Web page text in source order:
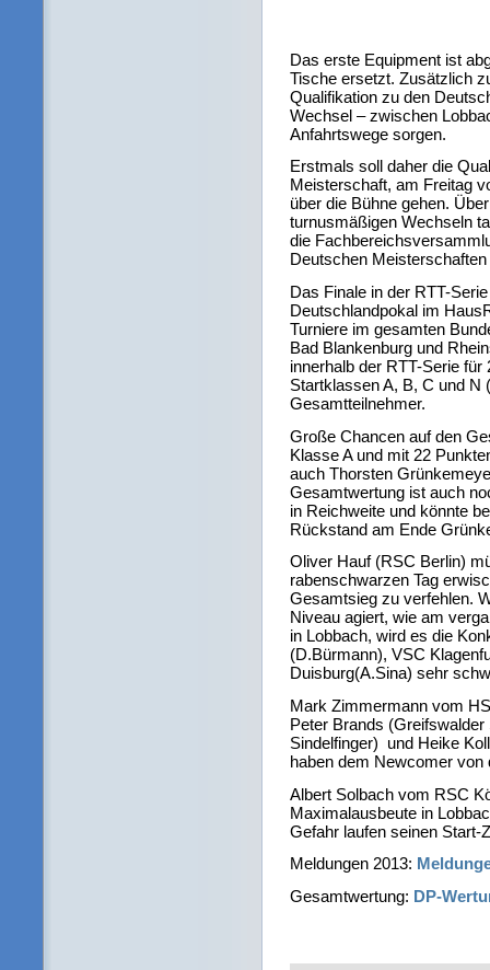
Das erste Equipment ist
Tische ersetzt. Zusätzlich
Qualifikation zu den
Wechsel – zwischen
Anfahrtswege sorgen.
Erstmals soll daher die
Meisterschaft, am Freitag
über die Bühne gehen.
turnusmäßigen Wechseln
die
Deutschen
Das Finale in der RTT-
Deutschlandpokal im
Turniere im gesamten
Bad Blankenburg und
innerhalb der RTT-Serie
Startklassen A, B, C und N
Gesamtteilnehmer.
Große Chancen auf den
Klasse A und mit 22
auch Thorsten
Gesamtwertung ist auch
in Reichweite und könnte
Rückstand am Ende
Oliver Hauf (RSC Berlin)
rabenschwarzen Tag
Gesamtsieg zu verfehlen.
Niveau agiert, wie am
in Lobbach, wird es die
(D.Bürmann), VSC
Duisburg(A.Sina) sehr
Mark Zimmermann vom
Peter Brands
Sindelfinger) und Heike
haben dem Newcomer von
Albert Solbach vom RSC
Maximalausbeute in
Gefahr laufen seinen Start-
Meldungen 2013:
Gesamtwertung: DP-